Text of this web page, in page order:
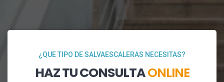
¿QUE TIPO DE SALVAESCALERAS NECESITAS?
HAZ TU CONSULTAONLINE